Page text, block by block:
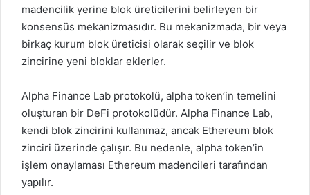
madencilik yerine blok üreticilerini belirleyen bir
konsensüs mekanizmasıdır. Bu mekanizmada, bir veya
birkaç kurum blok üreticisi olarak seçilir ve blok
zincirine yeni bloklar eklerler.
Alpha Finance Lab protokolü, alpha token’in temelini
oluşturan bir DeFi protokolüdür. Alpha Finance Lab,
kendi blok zincirini kullanmaz, ancak Ethereum blok
zinciri üzerinde çalışır. Bu nedenle, alpha token’in
işlem onaylaması Ethereum madencileri tarafından
yapılır.